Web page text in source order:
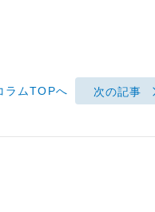
ラムTOPへ 次の記事